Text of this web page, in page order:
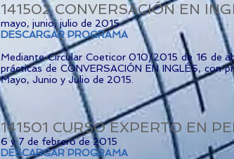
141502 CONVERSACIÓN EN
mayo, junio, julio de 2015
DESCARGAR PROGRAMA
Mediante Circular Coeticor 010/2015 de 16 de
prácticas de CONVERSACIÓN EN INGLÉS,
Mayo, Junio y Julio de 2015.
141501 CURSO EXPERTO EN
6 y 7 de febrero de 2015
DESCARGAR PROGRAMA